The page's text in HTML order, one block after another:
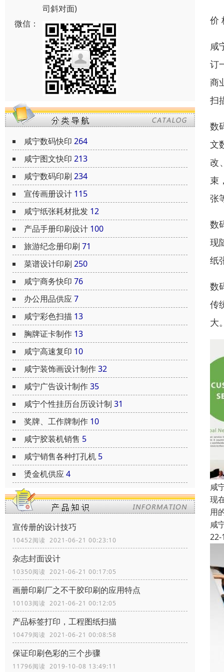
司斜对面)
微信：
咸宁数码快印 264
咸宁图文快印 213
咸宁数码印刷 234
宣传画册设计 115
咸宁纸张耗材批发 12
产品手册印刷设计 100
旅游纪念册印刷 71
菜谱设计印刷 250
咸宁商务快印 76
办公用品供应7
咸宁彩色扫描 13
胸牌证卡制作 13
咸宁高速复印 10
咸宁装饰画设计制作32
咸宁广告设计制作35
咸宁个性挂历台历设计制 31
奖牌、工作牌制作 10
咸宁胶装机销售 5
咸宁销售各种打孔机 5
烫金机供应4
宣传册的设计技巧
10452阅读 2021-06-21 00:23:10
杂志封面设计
10350阅读 2021-06-21 00:17:05
画册印刷厂之不干胶印刷的应用特点
10103阅读 2021-06-21 00:12:05
产品标签打印，工程图纸扫描
10479阅读 2021-06-21 00:08:58
保证印刷色彩的三个步骤
11796阅读 2019-10-08 13:49:11
价
咸
订
商
扫
数
文
改
束
张
数
现
纸
数
传
大
咸
现
用
咸
22-